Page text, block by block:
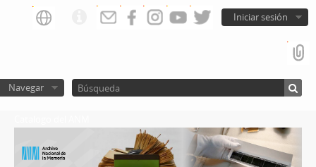
Iniciar sesión
Navegar